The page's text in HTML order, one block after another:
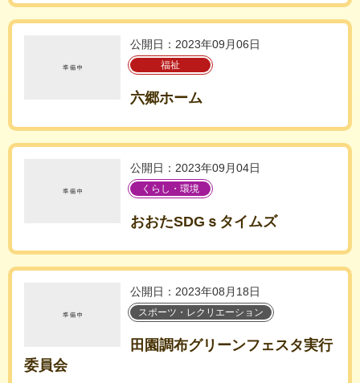
公開日：2023年09月06日
福祉
六郷ホーム
公開日：2023年09月04日
くらし・環境
おおたSDGｓタイムズ
公開日：2023年08月18日
スポーツ・レクリエーション
田園調布グリーンフェスタ実行
委員会